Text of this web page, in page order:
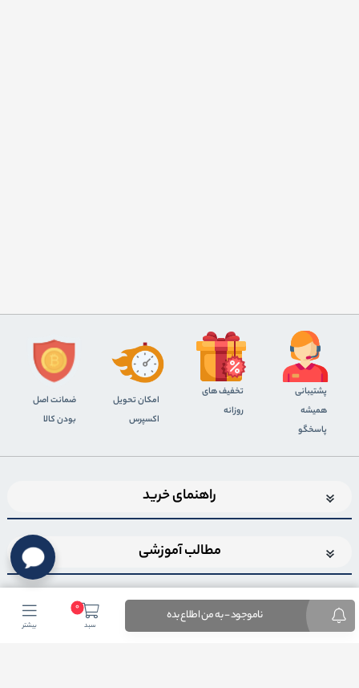
ناموجود - به من اطلاع بده 0
سبد بیشتر
پشتیبانی
همیشه
پاسخگو
تخفیف های
روزانه
اﻣﮑﺎن ﺗﺤﻮﯾﻞ
اﮐﺴﭙﺮس
ضمانت اصل
بودن کالا
راهنمای خرید
مطالب آموزشی